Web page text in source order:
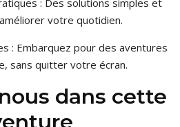
: Des solutions simples et
votre quotidien.
: Embarquez pour des aventures
sans quitter votre écran.
dans cette